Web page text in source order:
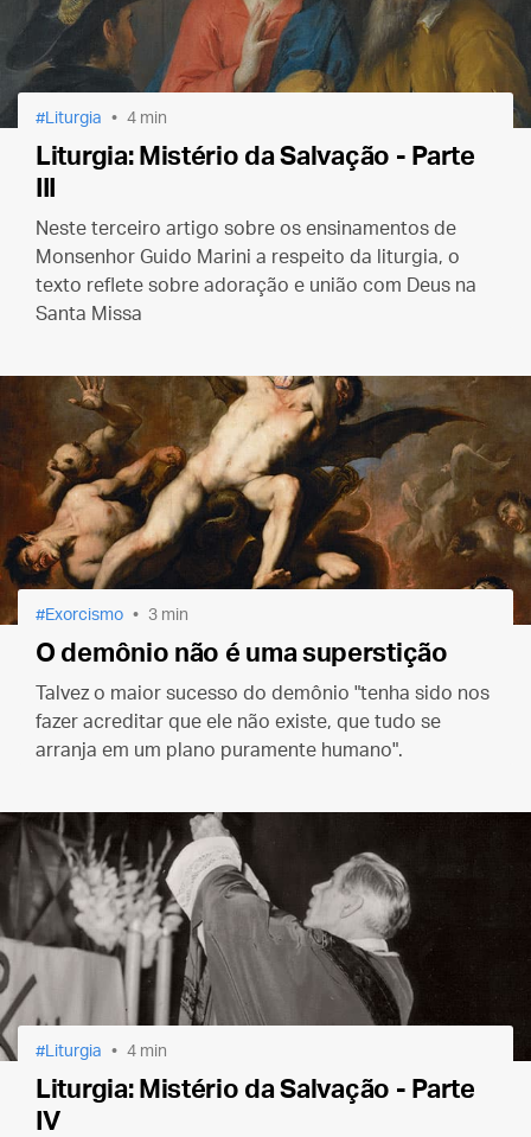
Liturgia 4 min
Liturgia: Mistério da Salvação - Parte
Neste terceiro artigo sobre os ensinamentos de
Monsenhor Guido Marini a respeito da liturgia, o
texto reflete sobre adoração e união com Deus na
Santa Missa
Exorcismo 3 min
O demônio não é uma superstição
Talvez o maior sucesso do demônio "tenha sido nos
fazer acreditar que ele não existe, que tudo se
arranja em um plano puramente humano".
Liturgia 4 min
Liturgia: Mistério da Salvação - Parte
IV